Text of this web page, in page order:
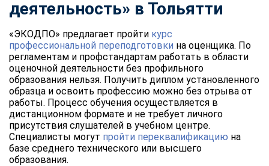
деятельность» в Тольятти
«ЭКОДПО» предлагает пройти курс
профессиональной переподготовки на оценщика. По
регламентам и профстандартам работать в области
оценочной деятельности без профильного
образования нельзя. Получить диплом установленного
образца и освоить профессию можно без отрыва от
работы. Процесс обучения осуществляется в
дистанционном формате и не требует личного
присутствия слушателей в учебном центре.
Специалисты могут пройти переквалификацию на
базе среднего технического или высшего
образования.